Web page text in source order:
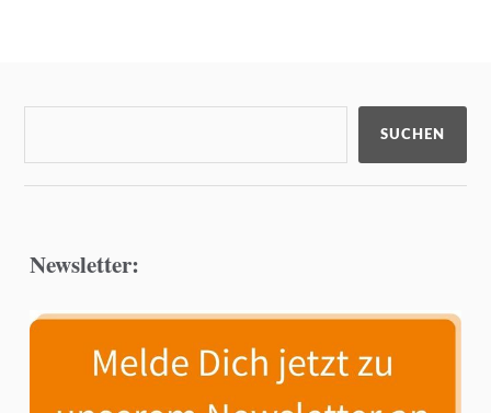
SUCHEN
Newsletter: